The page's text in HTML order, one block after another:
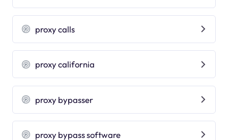
proxy calls
proxy california
proxy bypasser
proxy bypass software